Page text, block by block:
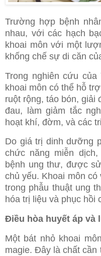
Trường hợp bệnh
nhau, với các hạch
khoai môn với một
khống chế sự di căn
Trong nghiên cứu
khoai môn có thể hỗ
ruột rộng, táo bón, giải
đau, làm giảm tắc
hoạt khí, đờm, và các
Do giá trị dinh dưỡng
chức năng miễn
bệnh ung thư, được
chủ yếu. Khoai môn
trong phẫu thuật ung
hóa trị liệu và phục hồi
Điều hòa huyết áp
Một bát nhỏ khoai
magie. Đây là chất